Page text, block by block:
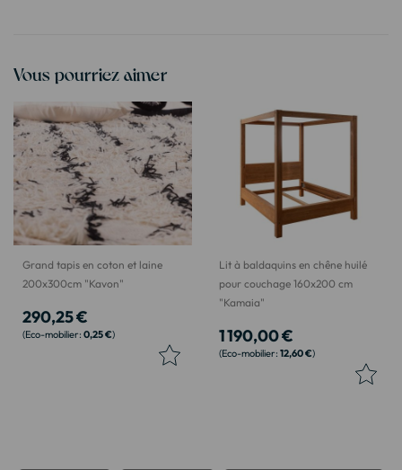
Vous pourriez aimer
Grand tapis en coton et laine
200x300cm "Kavon"
290,25 €
0,25 €
Lit à baldaquins en chêne huilé
pour couchage 160x200 cm
"Kamaia"
1 190,00 €
12,60 €